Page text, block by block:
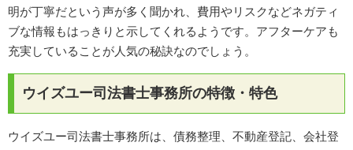
明が丁寧だという声が多く聞かれ、費用やリスクなどネガティ
ブな情報もはっきりと示してくれるようです。アフターケアも
充実していることが人気の秘訣なのでしょう。
ウイズユー司法書士事務所の特徴・特色
ウイズユー司法書士事務所は、債務整理、不動産登記、会社登